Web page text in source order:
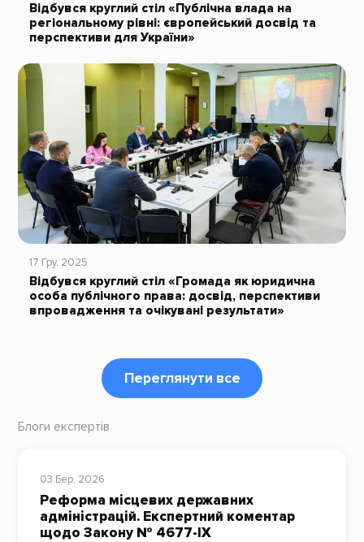
Відбувся круглий стіл «Публічна влада на
регіональному рівні: європейський досвід та
перспективи для України»
17 Гру, 2025
Відбувся круглий стіл «Громада як юридична
особа публічного права: досвід, перспективи
впровадження та очікувані результати»
Переглянути все
Блоги експертів
03 Бер, 2026
Реформа місцевих державних
адміністрацій. Експертний коментар
щодо Закону № 4677-ІХ